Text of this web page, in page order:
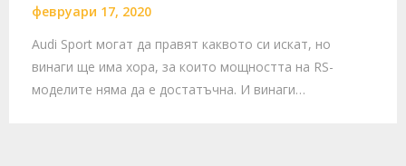
февруари 17, 2020
Audi Sport могат да правят каквото си искат, но
винаги ще има хора, за които мощността на RS-
моделите няма да е достатъчна. И винаги…